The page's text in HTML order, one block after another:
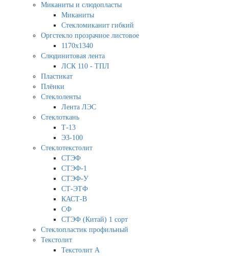
Миканиты и слюдопласты
Миканиты
Стекломиканит гибкий
Оргстекло прозрачное листовое
1170х1340
Слюдинитовая лента
ЛСК 110 - ТПЛ
Пластикат
Плёнки
Стеклоленты
Лента ЛЭС
Стеклоткань
Т-13
ЭЗ-100
Стеклотекстолит
СТЭФ
СТЭФ-1
СТЭФ-У
СТ-ЭТФ
КАСТ-В
СФ
СТЭФ (Китай) 1 сорт
Стеклопластик профильный
Текстолит
Текстолит А